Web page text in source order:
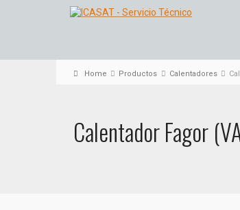
Home Productos Calentadores
Calentador Fagor